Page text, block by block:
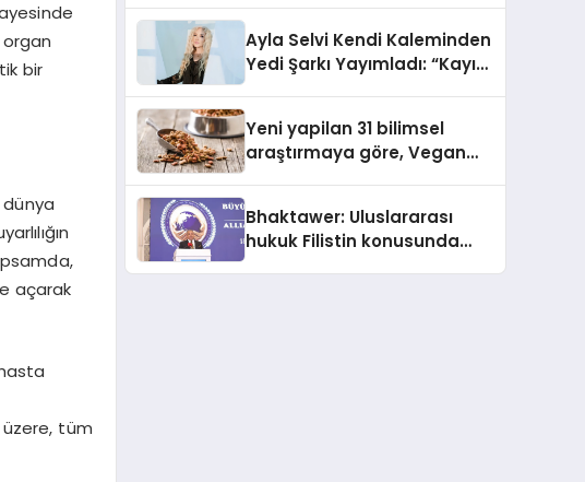
bir
açarak
tüm
Ayla Selvi Kendi Kaleminden
Yedi Şarkı Yayımladı: “Kayıp
Yeni yapilan 31 bilimsel
araştırmaya göre, Vegan
Sindirildiğini Ortaya Koydu
Bhaktawer: Uluslararası
hukuk Filistin konusunda